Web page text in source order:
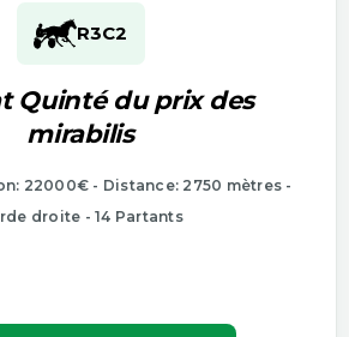
R3C2
Quinté du prix des
mirabilis
22000€ - Distance: 2750 mètres -
droite - 14 Partants